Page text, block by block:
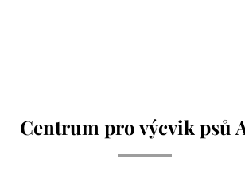
Centrum pro výcvik psů